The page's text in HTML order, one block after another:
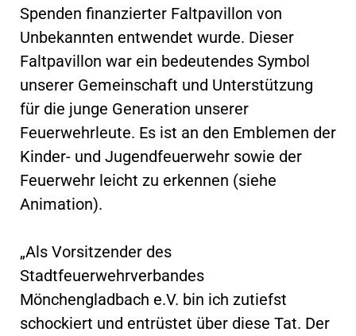
Spenden finanzierter Faltpavillon von
Unbekannten entwendet wurde. Dieser
Faltpavillon war ein bedeutendes Symbol
unserer Gemeinschaft und Unterstützung
für die junge Generation unserer
Feuerwehrleute. Es ist an den Emblemen der
Kinder- und Jugendfeuerwehr sowie der
Feuerwehr leicht zu erkennen (siehe
Animation).
„Als Vorsitzender des
Stadtfeuerwehrverbandes
Mönchengladbach e.V. bin ich zutiefst
schockiert und entrüstet über diese Tat. Der